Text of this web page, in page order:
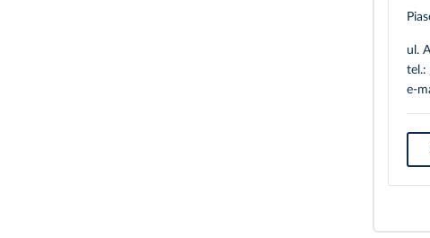
ul.
tel.:
e-